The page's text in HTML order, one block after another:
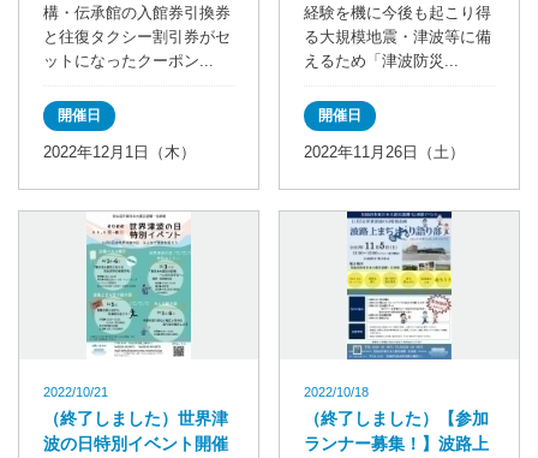
構・伝承館の入館券引換券
と往復タクシー割引券がセ
ットになったクーポン...
開催日
2022年12月1日（木）
経験を機に今後も起こり得
る大規模地震・津波等に備
えるため「津波防災...
開催日
2022年11月26日（土）
2022/10/21
（終了しました）世界津
波の日特別イベント開催
2022/10/18
（終了しました）【参加
ランナー募集！】波路上